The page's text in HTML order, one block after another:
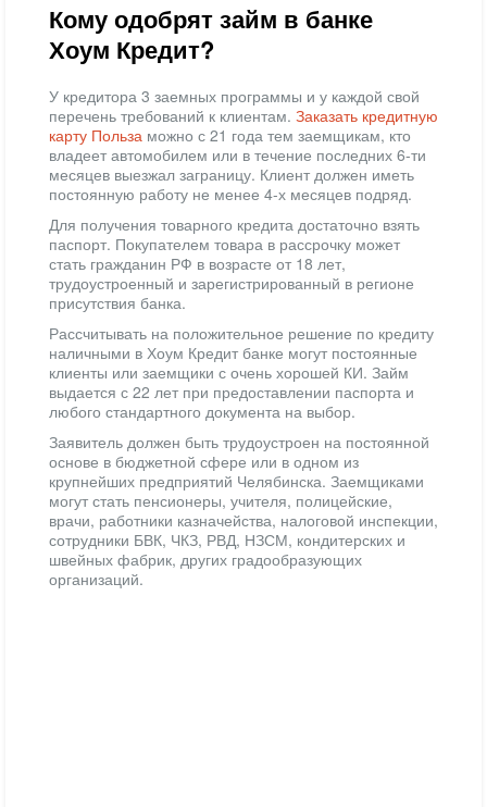
Кому одобрят займ в банке
Хоум Кредит?
У кредитора 3 заемных программы и у каждой свой
перечень требований к клиентам. Заказать кредитную
карту Польза можно с 21 года тем заемщикам, кто
владеет автомобилем или в течение последних 6-ти
месяцев выезжал заграницу. Клиент должен иметь
постоянную работу не менее 4-х месяцев подряд.
Для получения товарного кредита достаточно взять
паспорт. Покупателем товара в рассрочку может
стать гражданин РФ в возрасте от 18 лет,
трудоустроенный и зарегистрированный в регионе
присутствия банка.
Рассчитывать на положительное решение по кредиту
наличными в Хоум Кредит банке могут постоянные
клиенты или заемщики с очень хорошей КИ. Займ
выдается с 22 лет при предоставлении паспорта и
любого стандартного документа на выбор.
Заявитель должен быть трудоустроен на постоянной
основе в бюджетной сфере или в одном из
крупнейших предприятий Челябинска. Заемщиками
могут стать пенсионеры, учителя, полицейские,
врачи, работники казначейства, налоговой инспекции,
сотрудники БВК, ЧКЗ, РВД, НЗСМ, кондитерских и
швейных фабрик, других градообразующих
организаций.